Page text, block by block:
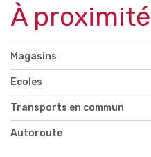
À proximité
Magasins
Ecoles
Transports en commun
Autoroute